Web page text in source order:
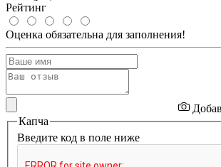
Рейтинг
Оценка обязательна для заполнения!
Капча
Введите код в поле ниже